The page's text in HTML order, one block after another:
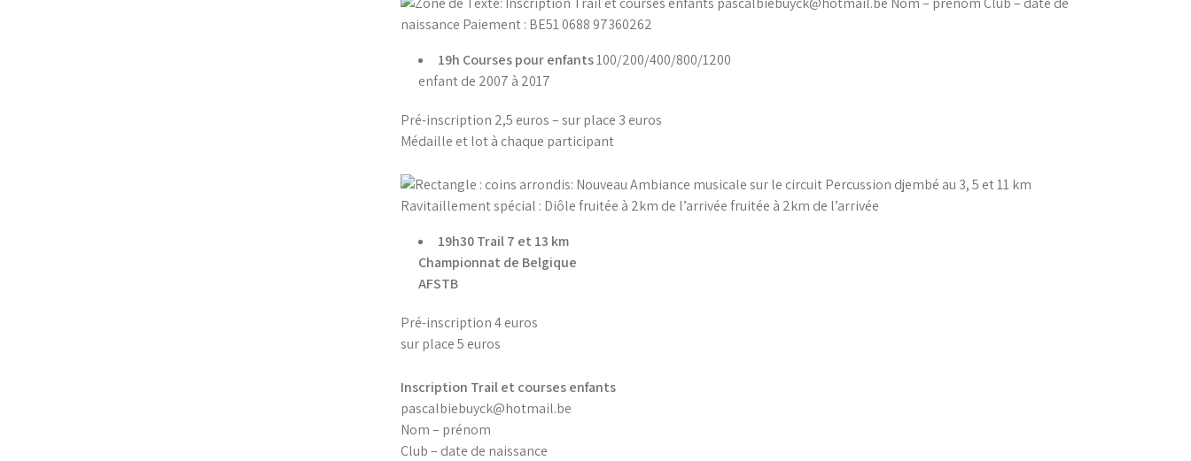
19h Courses pour enfants100/200/400/800/1200
enfant de 2007 à 2017
Pré-inscription 2,5 euros – sur place 3 euros
Médaille et lot à chaque participant
19h30Trail 7 et 13 km
Championnat de Belgique
AFSTB
Pré-inscription 4 euros
sur place 5 euros
Inscription Trail et courses enfants
pascalbiebuyck@hotmail.be
Nom – prénom
Club – date de naissance